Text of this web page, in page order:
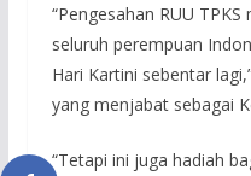
“Pengesahan RUU
seluruh perempuan
Hari Kartini sebentar
yang menjabat sebagai
“Tetapi ini juga hadiah